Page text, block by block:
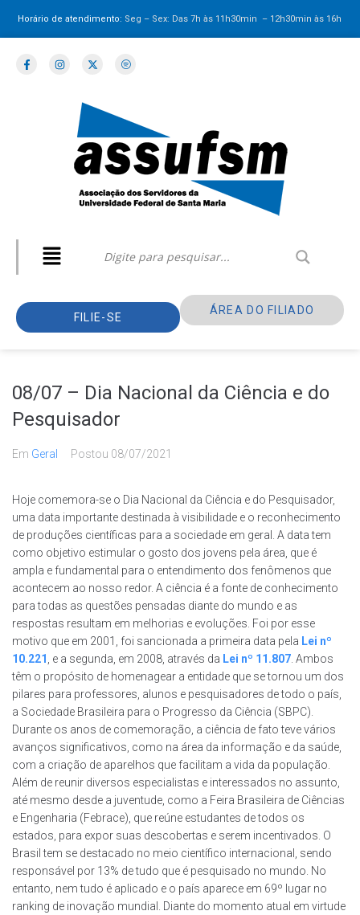
Horário de atendimento: Seg – Sex: Das 7h às 11h30min – 12h30minàs 16h
FILIE-SE
ÁREA DO FILIADO
08/07 – Dia Nacional da Ciência e do
Pesquisador
Em Geral Postou 08/07/2021
Hoje comemora-se o Dia Nacional da Ciência e do Pesquisador,
uma data importante destinada à visibilidade e o reconhecimento
de produções científicas para a sociedade em geral. A data tem
como objetivo estimular o gosto dos jovens pela área, que é
ampla e fundamental para o entendimento dos fenômenos que
acontecem ao nosso redor. A ciência é a fonte de conhecimento
para todas as questões pensadas diante do mundo e as
respostas resultam em melhorias e evoluções. Foi por esse
motivo que em 2001, foi sancionada a primeira data pela Lei nº
10.221 , e a segunda, em 2008, através da Lei nº 11.807. Ambos
têm o propósito de homenagear a entidade que se tornou um dos
pilares para professores, alunos e pesquisadores de todo o país,
a Sociedade Brasileira para o Progresso da Ciência (SBPC).
Durante os anos de comemoração, a ciência de fato teve vários
avanços significativos, como na área da informação e da saúde,
com a criação de aparelhos que facilitam a vida da população.
Além de reunir diversos especialistas e interessados no assunto,
até mesmo desde a juventude, como a Feira Brasileira de Ciências
e Engenharia (Febrace), que reúne estudantes de todos os
estados, para expor suas descobertas e serem incentivados. O
Brasil tem se destacado no meio científico internacional, sendo
responsável por 13% de tudo que é pesquisado no mundo. No
entanto, nem tudo é aplicado e o país aparece em 69º lugar no
ranking de inovação mundial. Diante do momento atual em virtude